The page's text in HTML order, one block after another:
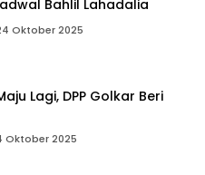
Bahlil Lahadalia
Oktober 2025
Lagi, DPP Golkar Beri
Oktober 2025